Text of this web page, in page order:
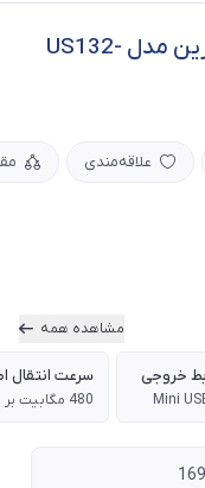
کابل تبدیل USB به Mini USB یوگرین مدل US132-
علاقه‌مندی
مشاهده همه
خروجی
Mini
سرعت انتقال
480 مگابیت بر ثانیه